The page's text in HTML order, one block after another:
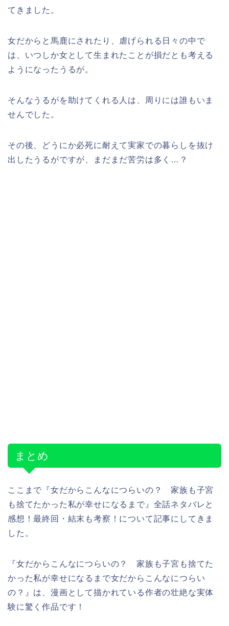
てきました。
女だからと馬鹿にされたり、虐げられる日々の中で
は、いつしか女として生まれたことが損だとも考える
ようになったうるが。
そんなうるがを助けてくれる人は、周りには誰もいま
せんでした。
その後、どうにか必死に耐えて実家での暮らしを抜け
出したうるがですが、まだまだ苦労は多く…？
まとめ
ここまで『女だからこんなにつらいの？ 家族も子宮
も捨てたかった私が幸せになるまで』全話ネタバレと
感想！最終回・結末も考察！について記事にしてきま
した。
『女だからこんなにつらいの？ 家族も子宮も捨てた
かった私が幸せになるまで女だからこんなにつらい
の？』は、漫画として描かれている作者の壮絶な実体
験に驚く作品です！